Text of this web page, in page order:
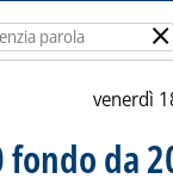
×
venerdì
fondo da